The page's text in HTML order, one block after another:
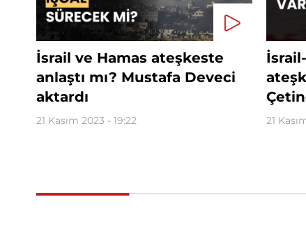
İsrail ve Hamas ateşkeste
anlaştı mı? Mustafa Deveci
aktardı
21 Kasım 2023 - 19:22 21